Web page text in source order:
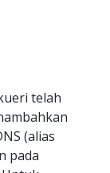
telah
(alias
pada